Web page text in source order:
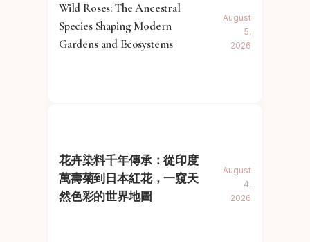
Wild Roses: The Ancestral
Species Shaping Modern
Gardens and Ecosystems
August
5,
2026
花卉染料千年傳承：從印度
萬壽菊到日本紅花，一窺天
然色彩的世界地圖
August
4,
2026